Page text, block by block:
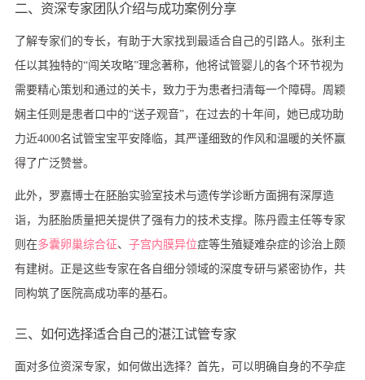
二、资深专家团队介绍与成功案例分享
了解专家们的专长，有助于大家找到最适合自己的引路人。张利主
任以其独特的“闯关攻略”理念著称，他将试管婴儿的各个环节视为
需要精心策划和通过的关卡，致力于为患者扫清每一个障碍。周颖
娴主任则是患者口中的“送子观音”，在过去的十年间，她已成功助
力近4000名试管宝宝平安降临，其严谨细致的作风和温暖的关怀赢
得了广泛赞誉。
此外，罗嘉博士在胚胎实验室技术与遗传学诊断方面拥有深厚造
诣，为胚胎质量把关提供了强有力的技术支撑。陈丹霞主任等专家
则在多囊卵巢综合征、 子宫内膜异位症等生殖疑难杂症的诊治上颇
有建树。正是这些专家在各自细分领域的深度专研与紧密协作，共
同构筑了医院高成功率的基石。
三、如何选择适合自己的湛江试管专家
面对多位资深专家，如何做出选择？首先，可以明确自身的不孕症